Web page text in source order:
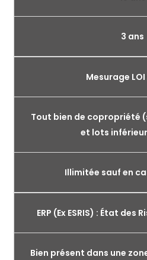
3 ans
Mesurage LOI
Tout bien de copropriété
et lots
Illimitée sauf en
ERP (Ex ESRIS) : État
Bien présent dans une